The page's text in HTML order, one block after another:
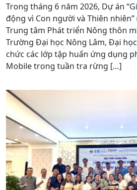
Trong tháng 6 năm 2026, Dự án
động vì Con người và Thiên nhiên”
Trung tâm Phát triển Nông thôn
Trường Đại học Nông Lâm, Đại
chức các lớp tập huấn ứng dụng
Mobile trong tuần tra rừng […]